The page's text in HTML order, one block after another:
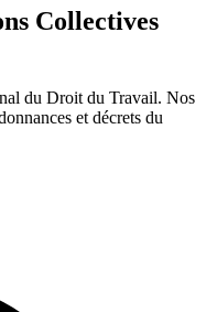
Collectives
du Droit du Travail. Nos
et décrets du